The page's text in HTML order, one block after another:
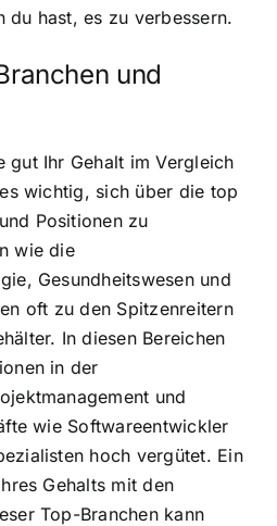
du hast, es zu verbessern.
und
gut Ihr Gehalt im Vergleich
wichtig, sich über die top
Positionen zu
wie die
Gesundheitswesen und
oft zu den Spitzenreitern
In diesen Bereichen
in der
und
wie Softwareentwickler
hoch vergütet. Ein
Gehalts mit den
Top-Branchen kann